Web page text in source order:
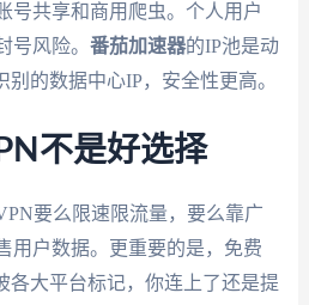
号共享和商用爬虫。个人用户
号风险。 番茄加速器的IP池是动
的数据中心IP，安全性更高。
不是好选择
要么限速限流量，要么靠广
用户数据。更重要的是，免费
各大平台标记，你连上了还是提